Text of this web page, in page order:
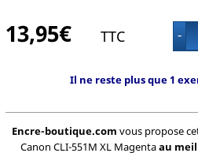
13,95€ TTC
Il ne reste plus que 1
Encre-boutique.com vous propose
Canon CLI-551M XL Magentaau